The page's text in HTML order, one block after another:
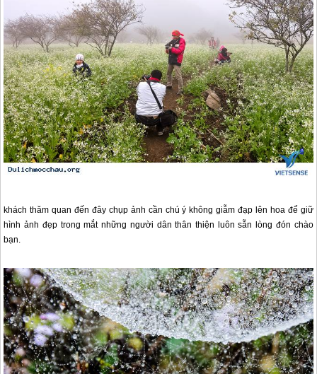
khách thăm quan đến đây chụp ảnh cần chú ý không giẫm đạp lên hoa để giữ
hình ảnh đẹp trong mắt những người dân thân thiện luôn sẵn lòng đón chào
bạn.